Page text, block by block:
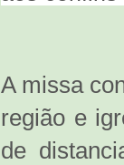
A missa
região e
de